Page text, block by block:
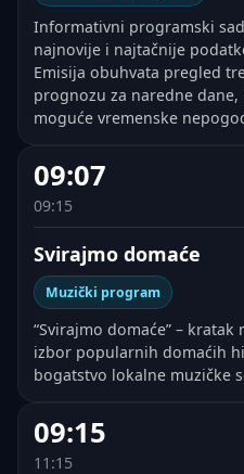
Informativni programski
najnovije i najtačnije
Emisija obuhvata pregled
prognozu za naredne
moguće vremenske
09:07
09:15
Svirajmo domaće
Muzički program
“Svirajmo domaće” –
izbor popularnih domaćih
bogatstvo lokalne muzičke
09:15
11:15